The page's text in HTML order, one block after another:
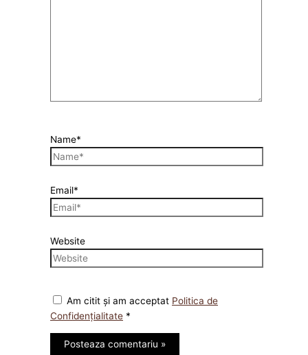
Name*
Email*
Website
Am citit și am acceptat Politica de
Confidențialitate *